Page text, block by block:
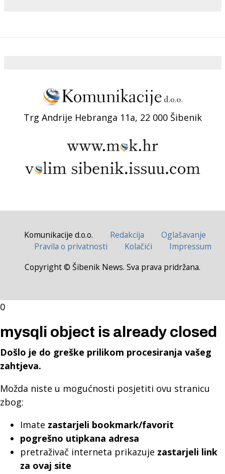
Trg Andrije Hebranga 11a, 22 000 Šibenik
Komunikacije d.o.o. Redakcija
Oglašavanje
Pravila o privatnosti
Kolačići
Impressum
Copyright © Šibenik News. Sva prava pridržana.
0
mysqli object is already closed
Došlo je do greške prilikom procesiranja vašeg
zahtjeva.
Možda niste u mogućnosti posjetiti ovu stranicu
zbog:
Imate zastarjeli bookmark/favorit
pogrešno utipkana adresa
pretraživač interneta prikazuje zastarjeli link
za ovaj site